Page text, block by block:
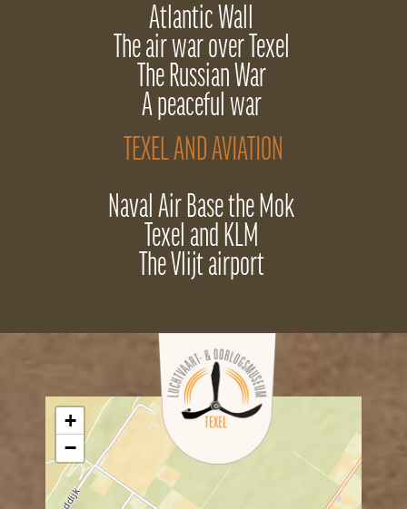
Atlantic Wall
The air war over Texel
The Russian War
A peaceful war
TEXEL AND AVIATION
Naval Air Base the Mok
Texel and KLM
The Vlijt airport
+
−